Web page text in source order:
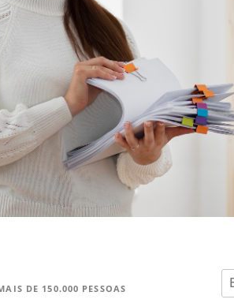
DE 150.000 PESSOAS